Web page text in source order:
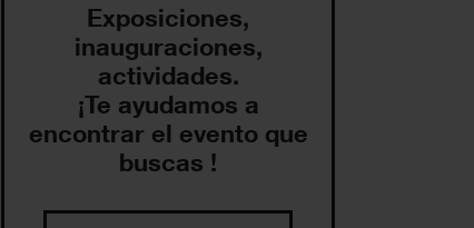
Exposiciones,
inauguraciones,
actividades.
¡Te ayudamos a
encontrar el evento que
buscas !